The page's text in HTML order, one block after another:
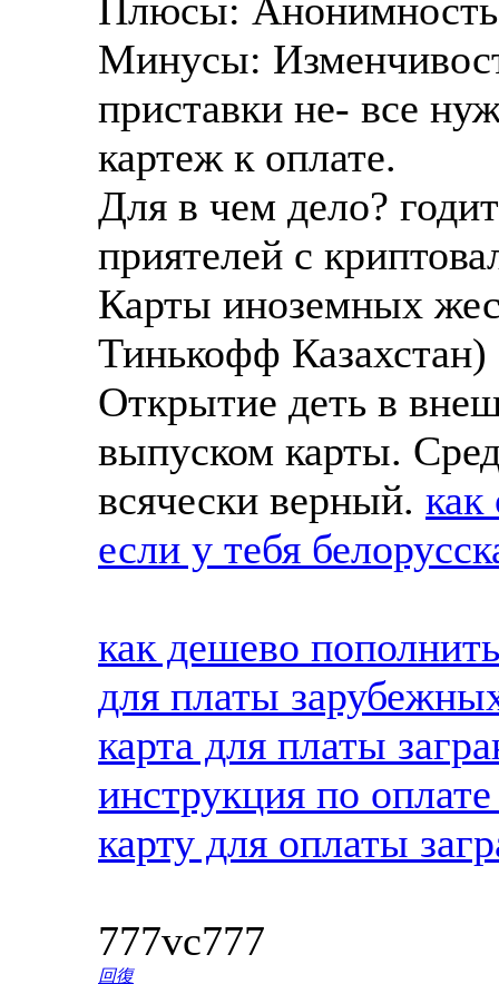
Плюсы:
Минусы:
приставки не- все
картеж к оплате.
Для в чем дело?
приятелей с
Карты иноземных
Тинькофф Казахстан)
Открытие деть в
выпуском карты.
всячески верный. как
если у тебя
как дешево
для платы
карта для платы
инструкция по
карту для оплаты
777vc777
回復